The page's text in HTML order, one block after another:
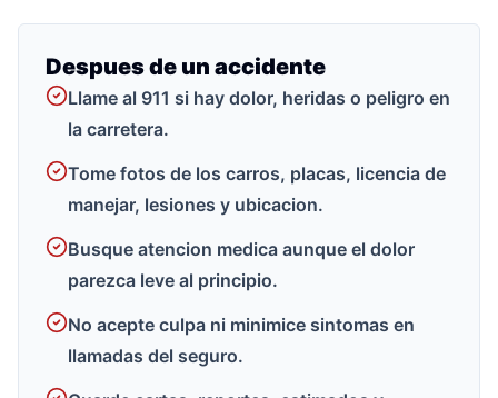
Despues de un accidente
Llame al 911 si hay dolor, heridas o peligro en
la carretera.
Tome fotos de los carros, placas, licencia de
manejar, lesiones y ubicacion.
Busque atencion medica aunque el dolor
parezca leve al principio.
No acepte culpa ni minimice sintomas en
llamadas del seguro.